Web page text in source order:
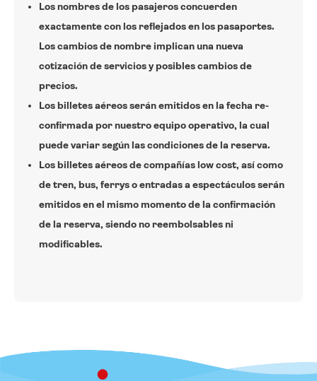
Los nombres de los pasajeros concuerden
exactamente con los reflejados en los pasaportes.
Los cambios de nombre implican una nueva
cotización de servicios y posibles cambios de
precios.
Los billetes aéreos serán emitidos en la fecha re-
confirmada por nuestro equipo operativo, la cual
puede variar según las condiciones de la reserva.
Los billetes aéreos de compañías low cost, así como
de tren, bus, ferrys o entradas a espectáculos serán
emitidos en el mismo momento de la confirmación
de la reserva, siendo no reembolsables ni
modificables.